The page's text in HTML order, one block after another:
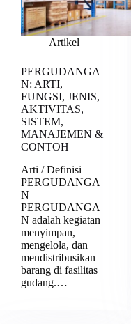
Artikel
PERGUDANGA
N: ARTI,
FUNGSI, JENIS,
AKTIVITAS,
SISTEM,
MANAJEMEN &
CONTOH
Arti / Definisi
PERGUDANGA
N
PERGUDANGA
N adalah kegiatan
menyimpan,
mengelola, dan
mendistribusikan
barang di fasilitas
gudang.…